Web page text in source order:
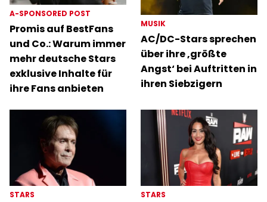
A-SPONSORED POST
Promis auf BestFans
und Co.: Warum immer
mehr deutsche Stars
exklusive Inhalte für
ihre Fans anbieten
MUSIK
AC/DC-Stars sprechen
über ihre ‚größte
Angst‘ bei Auftritten in
ihren Siebzigern
STARS STARS